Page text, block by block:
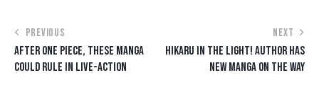
PREVIOUS
AFTER ONE PIECE, THESE MANGA
COULD RULE IN LIVE-ACTION
NEXT
HIKARU IN THE LIGHT! AUTHOR HAS
NEW MANGA ON THE WAY